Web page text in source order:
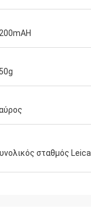
σταθμός Leica